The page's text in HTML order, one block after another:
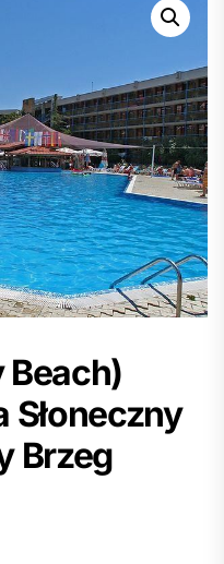
Beach)
Słoneczny
Brzeg